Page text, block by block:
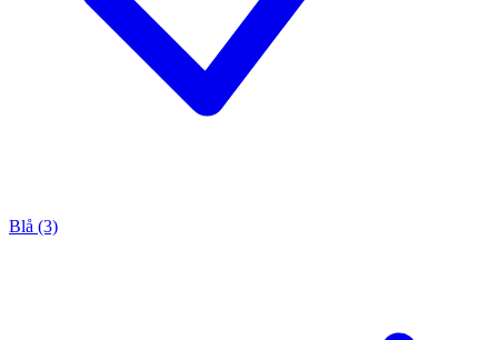
Blå (3)